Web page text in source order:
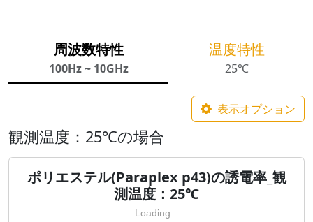
周波数特性
100Hz ~ 10GHz
温度特性
25℃
表示オプション
観測温度：25℃の場合
ポリエステル(Paraplex p43)の誘電率_観
測温度：25℃
Loading...